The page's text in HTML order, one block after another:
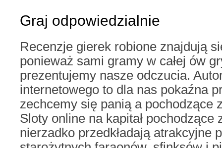
Graj odpowiedzialnie
Recenzje gierek robione znajdują
ponieważ sami gramy w całej ów
prezentujemy nasze odczucia.
internetowego to dla nas pokaźna
zechcemy się panią a pochodzące
Sloty online na kapitał pochodzące
nierzadko przedkładają atrakcyjne